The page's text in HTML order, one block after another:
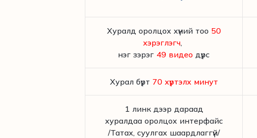
Хуралд оролцох хүний тоо 50
хэрэглэгч,
нэг зэрэг 49 видео дүрс
Хурал бүрт 70 хүртэлх минут
1 линк дээр дараад
хуралдаа оролцох интерфайс
/Татах, суулгах шаардлаггүй/